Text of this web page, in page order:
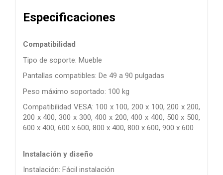
Especificaciones
Compatibilidad
Tipo de soporte: Mueble
Pantallas compatibles: De 49 a 90 pulgadas
Peso máximo soportado: 100 kg
Compatibilidad VESA: 100 x 100, 200 x 100, 200 x 200,
200 x 400, 300 x 300, 400 x 200, 400 x 400, 500 x 500,
600 x 400, 600 x 600, 800 x 400, 800 x 600, 900 x 600
Instalación y diseño
Instalación: Fácil instalación